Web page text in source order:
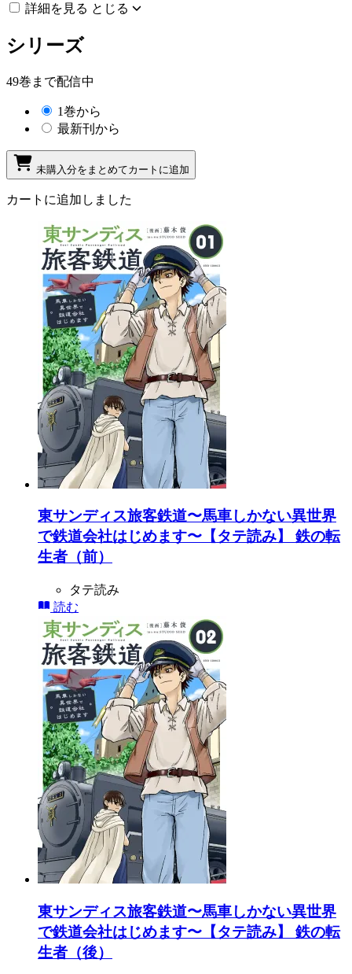
詳細を見る とじる
シリーズ
49巻まで配信中
1巻から
最新刊から
未購入分をまとめてカートに追加
カートに追加しました
東サンディス旅客鉄道〜馬車しかない異世界
で鉄道会社はじめます〜【タテ読み】 鉄の転
生者（前）
タテ読み
読む
東サンディス旅客鉄道〜馬車しかない異世界
で鉄道会社はじめます〜【タテ読み】 鉄の転
生者（後）